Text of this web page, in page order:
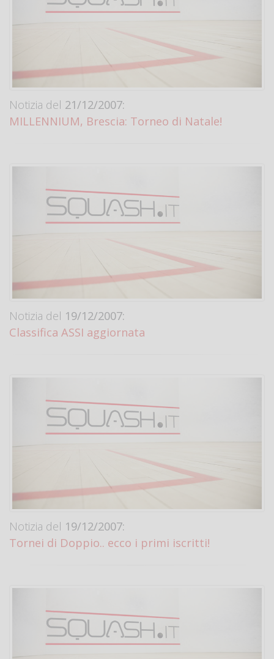
Notizia del 21/12/2007:
MILLENNIUM, Brescia: Torneo di Natale!
Notizia del 19/12/2007:
Classifica ASSI aggiornata
Notizia del 19/12/2007:
Tornei di Doppio.. ecco i primi iscritti!